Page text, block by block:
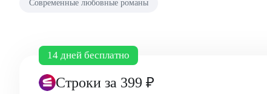
Современные любовные романы
14 дней бесплатно
Строки за 399 ₽